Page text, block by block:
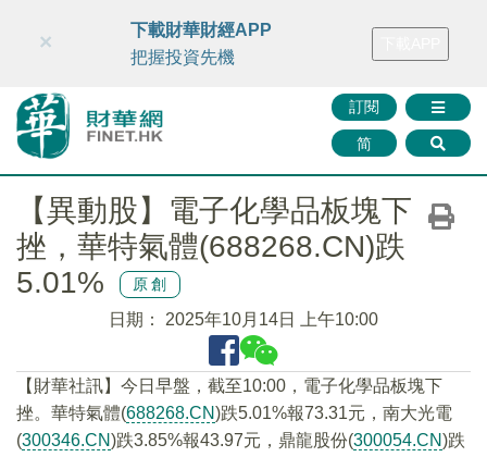
財華智庫網 FINTV FINMETA 財華證券 媒體矩陣
訂閱
简
×
下載財華財經APP
把握投資先機
【異動股】電子化學品板塊下
挫，華特氣體(688268.CN)跌
5.01%
原創
日期： 2025年10月14日 上午10:00
【財華社訊】今日早盤，截至10:00，電子化學品板塊下
挫。華特氣體(688268.CN)跌5.01%報73.31元，南大光電
(300346.CN)跌3.85%報43.97元，鼎龍股份(300054.CN)跌